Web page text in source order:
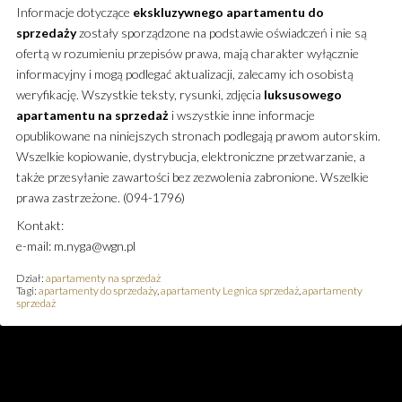
Informacje dotyczące ekskluzywnego apartamentu do
sprzedażyzostały sporządzone na podstawie oświadczeń i nie są
ofertą w rozumieniu przepisów prawa, mają charakter wyłącznie
informacyjny i mogą podlegać aktualizacji, zalecamy ich osobistą
weryfikację. Wszystkie teksty, rysunki, zdjęcia luksusowego
apartamentu na sprzedażi wszystkie inne informacje
opublikowane na niniejszych stronach podlegają prawom autorskim.
Wszelkie kopiowanie, dystrybucja, elektroniczne przetwarzanie, a
także przesyłanie zawartości bez zezwolenia zabronione. Wszelkie
prawa zastrzeżone. (094-1796)
Kontakt:
e-mail: m.nyga@wgn.pl
Dział: apartamenty na sprzedaż
Tagi: apartamenty do sprzedaży, apartamenty Legnica sprzedaż, apartamenty
sprzedaż